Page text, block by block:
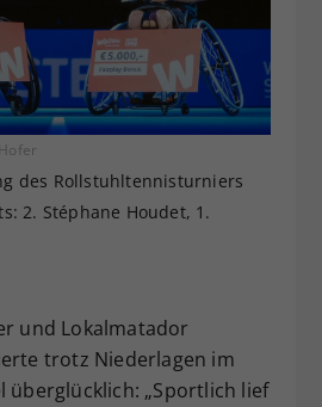
des Rollstuhltennisturniers
2. Stéphane Houdet, 1.
und Lokalmatador
trotz Niederlagen im
überglücklich: „Sportlich lief